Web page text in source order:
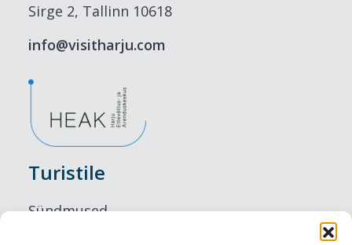
Sirge 2, Tallinn 10618
info@visitharju.com
Turistile
Sündmused